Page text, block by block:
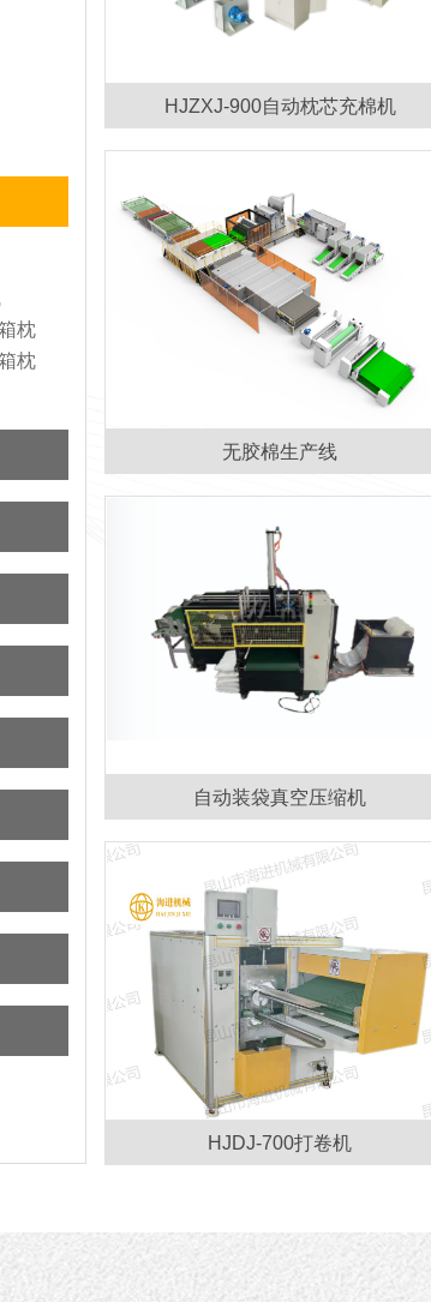
枕
枕
HJZXJ-900自动枕芯充棉机
无胶棉生产线
自动装袋真空压缩机
HJDJ-700打卷机